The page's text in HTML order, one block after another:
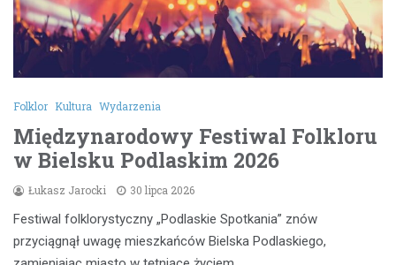
Folklor Kultura Wydarzenia
Międzynarodowy Festiwal Folkloru
w Bielsku Podlaskim 2026
Łukasz Jarocki 30 lipca 2026
Festiwal folklorystyczny „Podlaskie Spotkania” znów
przyciągnął uwagę mieszkańców Bielska Podlaskiego,